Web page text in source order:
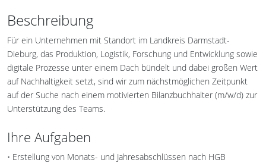
Beschreibung
Für ein Unternehmen mit Standort im Landkreis Darmstadt-
Dieburg, das Produktion, Logistik, Forschung und Entwicklung sowie
digitale Prozesse unter einem Dach bündelt und dabei großen Wert
auf Nachhaltigkeit setzt, sind wir zum nächstmöglichen Zeitpunkt
auf der Suche nach einem motivierten Bilanzbuchhalter (m/w/d) zur
Unterstützung des Teams.
Ihre Aufgaben
• Erstellung von Monats- und Jahresabschlüssen nach HGB